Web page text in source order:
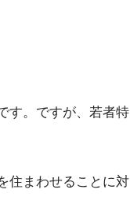
す。ですが、若者特
住まわせることに対